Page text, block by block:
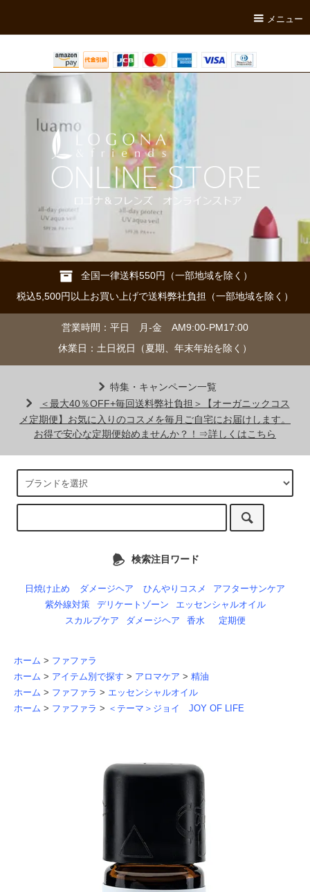
メニュー
全国一律送料550円（一部地域を除く）
税込5,500円以上お買い上げで送料弊社負担（一部地域を除く）
営業時間：平日 月-金 AM9:00-PM17:00
休業日：土日祝日（夏期、年末年始を除く）
特集・キャンペーン一覧
＜最大40％OFF+毎回送料弊社負担＞【オーガニックコス
メ定期便】お気に入りのコスメを毎月ご自宅にお届けします。
お得で安心な定期便始めませんか？！⇒詳しくはこちら
検索注目ワード
日焼け止め ダメージヘア ひんやりコスメ
アフターサンケア
紫外線対策
デリケートゾーン
エッセンシャルオイル
スカルプケア
ダメージヘア 香水 定期便
ホーム > ファファラ
ホーム > アイテム別で探す > アロマケア > 精油
ホーム > ファファラ > エッセンシャルオイル
ホーム > ファファラ > ＜テーマ＞ジョイ JOY OF LIFE